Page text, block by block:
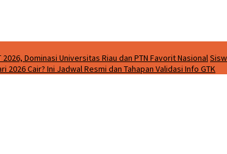
2026, Dominasi Universitas Riau dan PTN Favorit Nasional
2026 Cair? Ini Jadwal Resmi dan Tahapan Validasi Info GTK